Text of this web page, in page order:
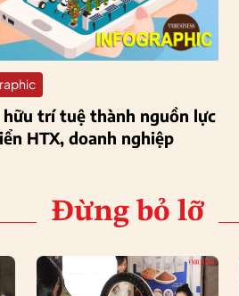
trí tuệ thành nguồn lực
HTX, doanh nghiệp
Đừng bỏ lỡ